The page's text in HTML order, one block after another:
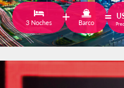
3 Noches Barco